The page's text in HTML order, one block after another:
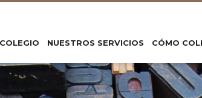
NUESTROS SERVICIOS CÓMO